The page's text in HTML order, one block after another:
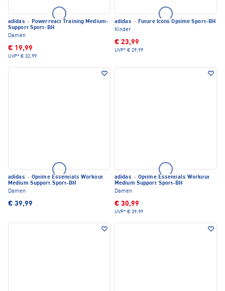
adidas · Powerreact Training Medium-
Support Sport-BH
Damen
€ 19,99
UVP* € 32,99
adidas · Future Icons Optime Sport-BH
Kinder
€ 23,99
UVP* € 29,99
adidas · Optime Essentials Workout
Medium Support Sport-BH
Damen
€ 39,99
adidas · Optime Essentials Workout
Medium Support Sport-BH
Damen
€ 30,99
UVP* € 39,99